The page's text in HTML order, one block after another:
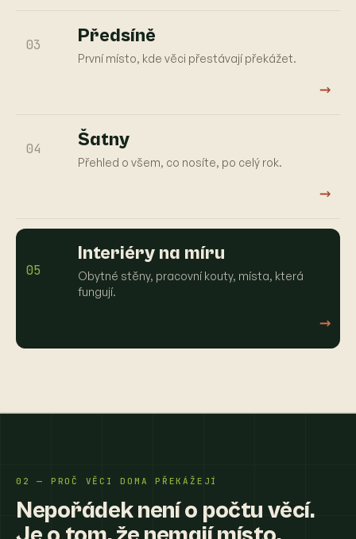
03 Předsíně
První místo, kde věci přestávají překážet.
→
04 Šatny
Přehled o všem, co nosíte, po celý rok.
→
05
Interiéry na míru
Obytné stěny, pracovní kouty, místa, která
fungují.
→
02 — PROČ VĚCI DOMA PŘEKÁŽEJÍ
Nepořádek není o počtu věcí.